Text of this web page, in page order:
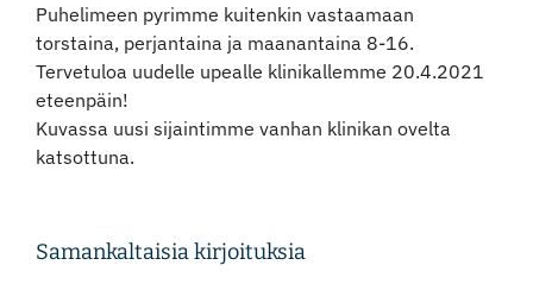
Nettiajanvaraus
Puhelimeen pyrimme kuitenkin vastaamaan
torstaina, perjantaina ja maanantaina 8-16.
Tervetuloa uudelle upealle klinikallemme 20.4.2021
eteenpäin!
Kuvassa uusi sijaintimme vanhan klinikan ovelta
katsottuna.
Samankaltaisia kirjoituksia